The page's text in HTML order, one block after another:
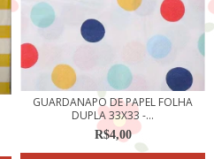
GUARDANAPO DE PAPEL FOLHA
DUPLA 33X33 -...
R$4,00